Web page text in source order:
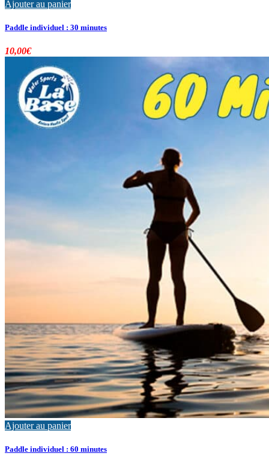
Ajouter au panier
Paddle individuel : 30 minutes
10,00€
Ajouter au panier
Paddle individuel : 60 minutes